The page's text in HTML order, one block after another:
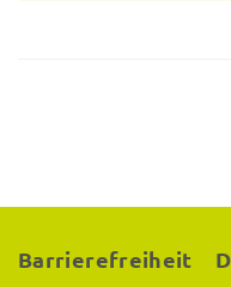
Barrierefreiheit